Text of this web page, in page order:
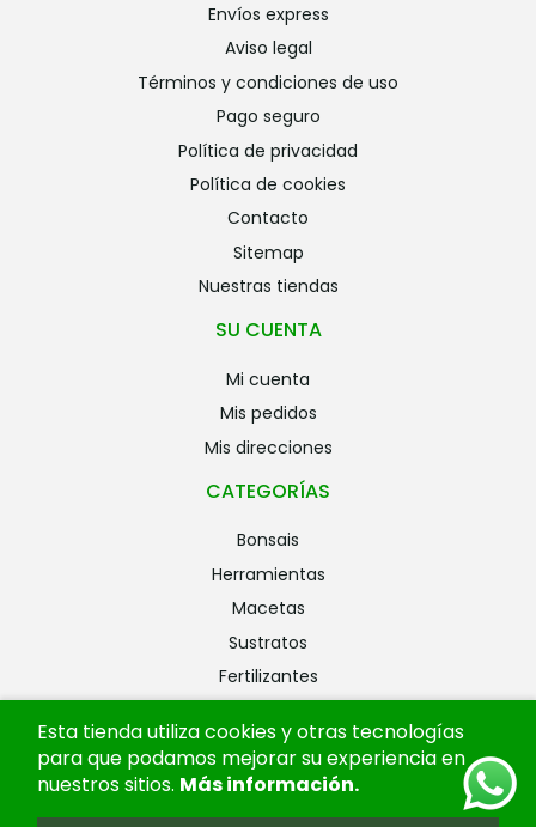
envíos express
aviso legal
términos y condiciones de uso
pago seguro
política de privacidad
política de cookies
contacto
sitemap
nuestras tiendas
SU CUENTA
mi cuenta
mis pedidos
mis direcciones
CATEGORÍAS
bonsais
herramientas
macetas
sustratos
fertilizantes
alambres
ofertas
Esta tienda utiliza cookies y otras tecnologías
para que podamos mejorar su experiencia en
nuestros sitios. Más información.